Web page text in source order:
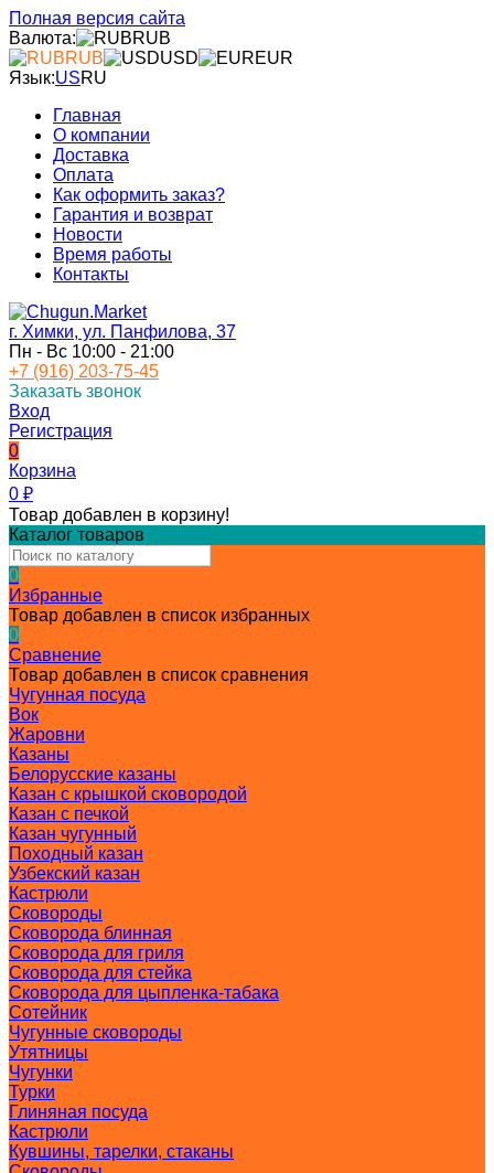
Полная версия сайта
Валюта:
RUB
RUB
USD
EUR
Язык:USRU
Главная
О компании
Доставка
Оплата
Как оформить заказ?
Гарантия и возврат
Новости
Время работы
Контакты
г. Химки, ул. Панфилова, 37
Пн - Вс 10:00 - 21:00
+7 (916) 203-75-45
Заказать звонок
Вход
Регистрация
0
Корзина
0 ₽
Товар добавлен в корзину!
Каталог товаров
0
Избранные
Товар добавлен в список избранных
0
Сравнение
Товар добавлен в список сравнения
Чугунная посуда
Вок
Жаровни
Казаны
Белорусские казаны
Казан с крышкой сковородой
Казан с печкой
Казан чугунный
Походный казан
Узбекский казан
Кастрюли
Сковороды
Сковорода блинная
Сковорода для гриля
Сковорода для стейка
Сковорода для цыпленка-табака
Сотейник
Чугунные сковороды
Утятницы
Чугунки
Турки
Глиняная посуда
Кастрюли
Кувшины, тарелки, стаканы